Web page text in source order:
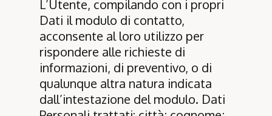
L’Utente, compilando con i propri
Dati il modulo di contatto,
acconsente al loro utilizzo per
rispondere alle richieste di
informazioni, di preventivo, o di
qualunque altra natura indicata
dall’intestazione del modulo. Dati